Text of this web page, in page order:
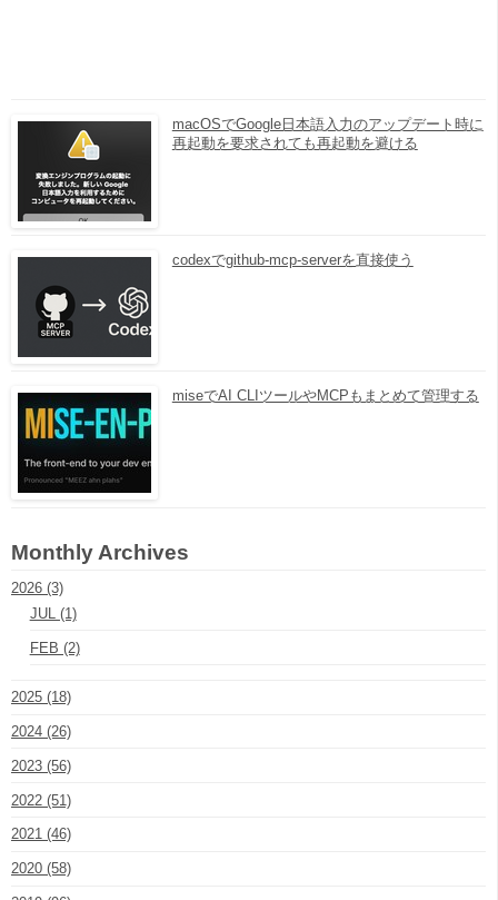
macOSでGoogle日本語入力のアップデート時に
再起動を要求されても再起動を避ける
codexでgithub-mcp-serverを直接使う
miseでAI CLIツールやMCPもまとめて管理する
Monthly Archives
2026 (3)
JUL (1)
FEB (2)
2025 (18)
2024 (26)
2023 (56)
2022 (51)
2021 (46)
2020 (58)